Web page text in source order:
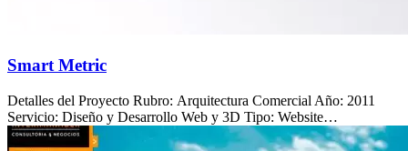
Smart Metric
Detalles del Proyecto Rubro: Arquitectura Comercial Año: 2011
Servicio: Diseño y Desarrollo Web y 3D Tipo: Website…